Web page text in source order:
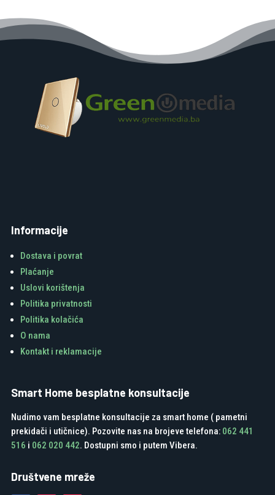
Informacije
Dostava i povrat
Plaćanje
Uslovi korištenja
Politika privatnosti
Politika kolačića
O nama
Kontakt i reklamacije
Smart Home besplatne konsultacije
Nudimo vam besplatne konsultacije za smart home ( pametni
prekidači i utičnice). Pozovite nas na brojeve telefona: 062 441
516 i 062 020 442. Dostupni smo i putem Vibera.
Društvene mreže